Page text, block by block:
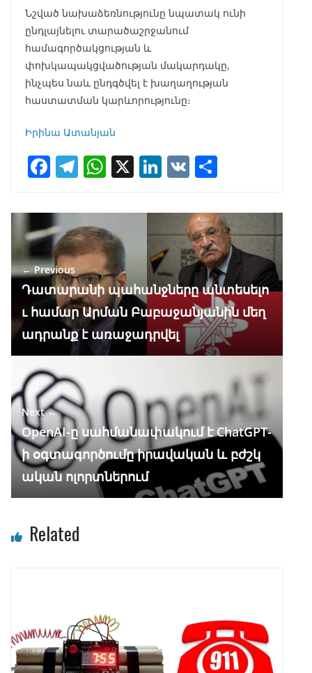
Նշված նախաձեռնությունը նպատակ ունի
ընդլայնելու տարածաշրջանում
համագործակցության և
փոխկապակցվածության մակարդակը,
ինչպես նաև ընդգծվել է խաղաղության
հաստատման կարևորությունը։
Իրինա Ատանյան
F
e
b
o
o
k
T
e
gr
a
m
W
at
s
A
p
p
X Li
k
e
dI
n
V
ar
e
← Previous
Դատարանի պահանջները անտեսելո
ւ համար Արման Բաբաջանյանին մեղ
ադրանք է առաջադրվել
Next →
OpenAI-ը սահմանափակում է ChatGPT-
ի օգտագործումը իրավական և բժշկ
ական ոլորտներում
Related